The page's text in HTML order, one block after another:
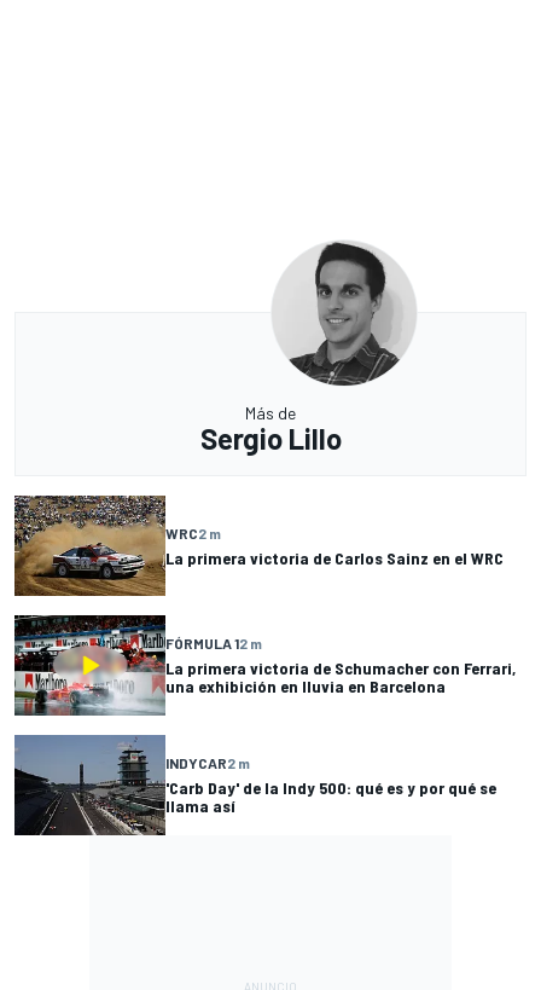
Más de
Sergio Lillo
WRC2 m
La primera victoria de Carlos Sainz en el WRC
FÓRMULA 12 m
La primera victoria de Schumacher con Ferrari,
una exhibición en lluvia en Barcelona
INDYCAR2 m
'Carb Day' de la Indy 500: qué es y por qué se
llama así